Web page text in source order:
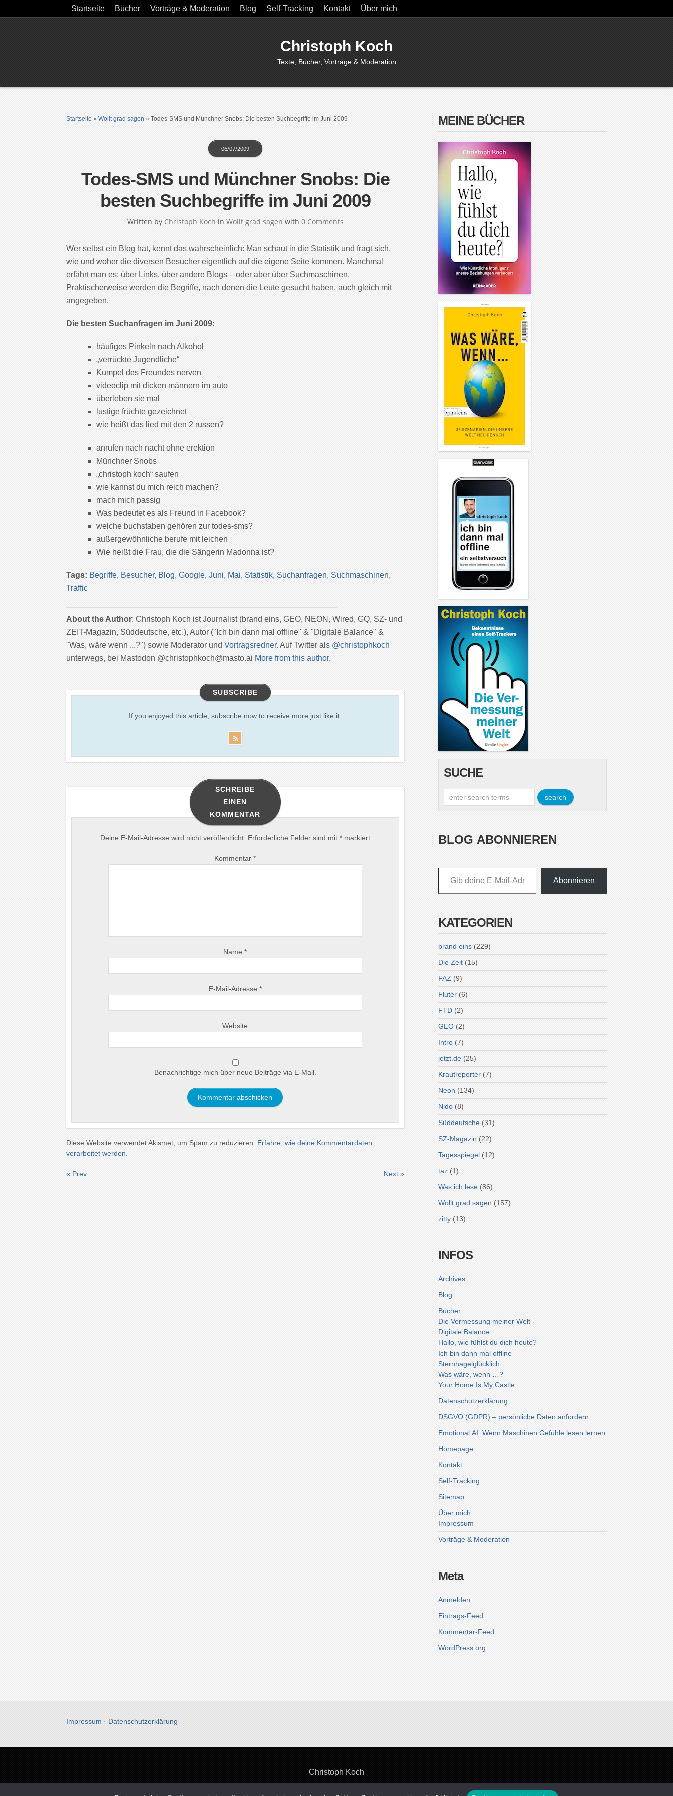
Startseite Bücher Vorträge & Moderation Blog Self-Tracking Kontakt Über mich
Christoph Koch
Texte, Bücher, Vorträge & Moderation
Startseite » Wollt grad sagen » Todes-SMS und Münchner Snobs: Die besten Suchbegriffe im Juni 2009
Todes-SMS und Münchner Snobs: Die
besten Suchbegriffe im Juni 2009
Written by Christoph Koch
06/07/2009
in Wollt grad sagen with 0 Comments
Wer selbst ein Blog hat, kennt das wahrscheinlich: Man schaut in die Statistik und fragt sich,
wie und woher die diversen Besucher eigentlich auf die eigene Seite kommen. Manchmal
erfährt man es: über Links, über andere Blogs – oder aber über Suchmaschinen.
Praktischerweise werden die Begriffe, nach denen die Leute gesucht haben, auch gleich mit
angegeben.
Die besten Suchanfragen im Juni 2009:
häufiges Pinkeln nach Alkohol
„verrückte Jugendliche“
Kumpel des Freundes nerven
videoclip mit dicken männern im auto
überleben sie mal
lustige früchte gezeichnet
wie heißt das lied mit den 2 russen?
anrufen nach nacht ohne erektion
Münchner Snobs
„christoph koch“ saufen
wie kannst du mich reich machen?
mach mich passig
Was bedeutet es als Freund in Facebook?
welche buchstaben gehören zur todes-sms?
außergewöhnliche berufe mit leichen
Wie heißt die Frau, die die Sängerin Madonna ist?
Tags: Begriffe, Besucher, Blog, Google, Juni, Mai, Statistik, Suchanfragen, Suchmaschinen,
Traffic
About the Author: Christoph Koch ist Journalist (brand eins, GEO, NEON, Wired, GQ, SZ- und
ZEIT-Magazin, Süddeutsche, etc.), Autor ("Ich bin dann mal offline" & "Digitale Balance" &
"Was, wäre wenn ...?") sowie Moderator und Vortragsredner. Auf Twitter als @christophkoch
unterwegs, bei Mastodon @christophkoch@masto.ai More from this author.
SUBSCRIBE
If you enjoyed this article, subscribe now to receive more just like it.
SCHREIBE
EINEN
KOMMENTAR
Deine E-Mail-Adresse wird nicht veröffentlicht. Erforderliche Felder sind mit * markiert
Kommentar *
Name *
E-Mail-Adresse *
Website
Benachrichtige mich über neue Beiträge via E-Mail.
Diese Website verwendet Akismet, um Spam zu reduzieren. Erfahre, wie deine Kommentardaten
verarbeitet werden.
« Prev Next »
MEINE BÜCHER
SUCHE
BLOG ABONNIEREN
Gib deine E-Mail-Adresse ein ...
Abonnieren
KATEGORIEN
brand eins(229)
Die Zeit(15)
FAZ (9)
Fluter(6)
FTD(2)
GEO(2)
Intro(7)
jetzt.de(25)
Krautreporter(7)
Neon (134)
Nido(8)
Süddeutsche(31)
SZ-Magazin (22)
Tagesspiegel(12)
taz(1)
Was ich lese(86)
Wollt grad sagen (157)
zitty(13)
INFOS
Archives
Blog
Bücher
Die Vermessung meiner Welt
Digitale Balance
Hallo, wie fühlst du dich heute?
Ich bin dann mal offline
Sternhagelglücklich
Was wäre, wenn …?
Your Home Is My Castle
Datenschutzerklärung
DSGVO (GDPR) – persönliche Daten anfordern
Emotional AI: Wenn Maschinen Gefühle lesen lernen
Homepage
Kontakt
Self-Tracking
Sitemap
Über mich
Impressum
Vorträge & Moderation
Meta
Anmelden
Eintrags-Feed
Kommentar-Feed
WordPress.org
Impressum · Datenschutzerklärung
Christoph Koch